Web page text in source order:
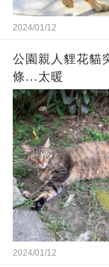
2024/01/12
公園親人貍花貓
條...太暖
2024/01/12